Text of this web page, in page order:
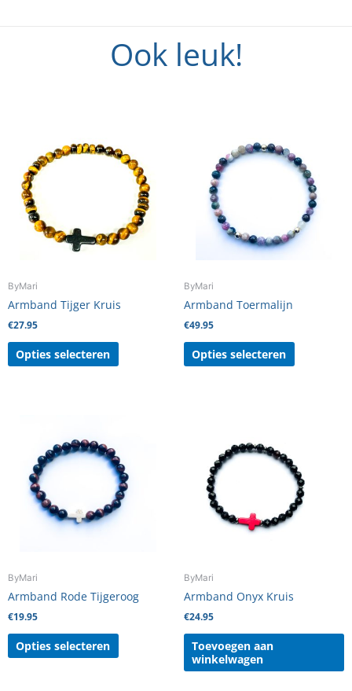
Ook leuk!
ByMari
Armband Tijger Kruis
€27.95
Opties selecteren
heeft
meerdere
variaties.
Deze
optie
kan
de
productpagina
ByMari
Armband Toermalijn
€49.95
Opties selecteren
heeft
meerdere
variaties.
Deze
optie
kan
ByMari
Armband Rode Tijgeroog
€19.95
Opties selecteren
meerdere
variaties.
Deze
optie
de
productpagina
ByMari
Armband Onyx Kruis
€24.95
Toevoegen aan
winkelwagen